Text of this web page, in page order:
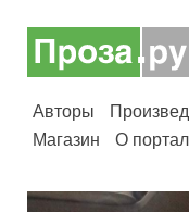
Авторы
Магазин
О